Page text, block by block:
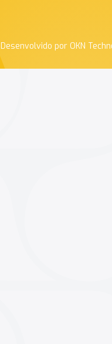
Desenvolvido por OKN